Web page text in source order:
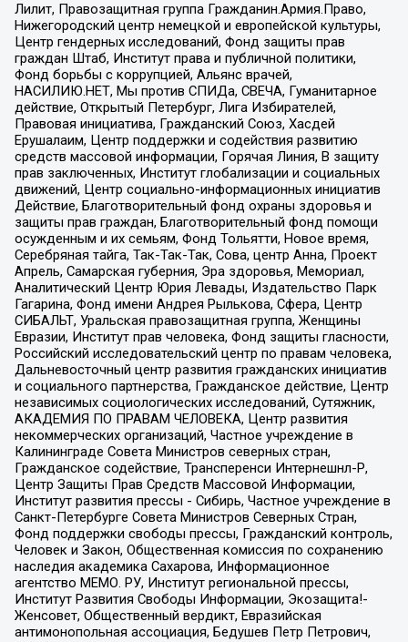
Лилит, Правозащитная группа Гражданин.Армия.Право,
Нижегородский центр немецкой и европейской культуры,
Центр гендерных исследований, Фонд защиты прав
граждан Штаб, Институт права и публичной политики,
Фонд борьбы с коррупцией, Альянс врачей,
НАСИЛИЮ.НЕТ, Мы против СПИДа, СВЕЧА, Гуманитарное
действие, Открытый Петербург, Лига Избирателей,
Правовая инициатива, Гражданский Союз, Хасдей
Ерушалаим, Центр поддержки и содействия развитию
средств массовой информации, Горячая Линия, В защиту
прав заключенных, Институт глобализации и социальных
движений, Центр социально-информационных инициатив
Действие, Благотворительный фонд охраны здоровья и
защиты прав граждан, Благотворительный фонд помощи
осужденным и их семьям, Фонд Тольятти, Новое время,
Серебряная тайга, Так-Так-Так, Сова, центр Анна, Проект
Апрель, Самарская губерния, Эра здоровья, Мемориал,
Аналитический Центр Юрия Левады, Издательство Парк
Гагарина, Фонд имени Андрея Рылькова, Сфера, Центр
СИБАЛЬТ, Уральская правозащитная группа, Женщины
Евразии, Институт прав человека, Фонд защиты гласности,
Российский исследовательский центр по правам человека,
Дальневосточный центр развития гражданских инициатив
и социального партнерства, Гражданское действие, Центр
независимых социологических исследований, Сутяжник,
АКАДЕМИЯ ПО ПРАВАМ ЧЕЛОВЕКА, Центр развития
некоммерческих организаций, Частное учреждение в
Калининграде Совета Министров северных стран,
Гражданское содействие, Трансперенси Интернешнл-Р,
Центр Защиты Прав Средств Массовой Информации,
Институт развития прессы - Сибирь, Частное учреждение в
Санкт-Петербурге Совета Министров Северных Стран,
Фонд поддержки свободы прессы, Гражданский контроль,
Человек и Закон, Общественная комиссия по сохранению
наследия академика Сахарова, Информационное
агентство МЕМО. РУ, Институт региональной прессы,
Институт Развития Свободы Информации, Экозащита!-
Женсовет, Общественный вердикт, Евразийская
антимонопольная ассоциация, Бедушев Петр Петрович,